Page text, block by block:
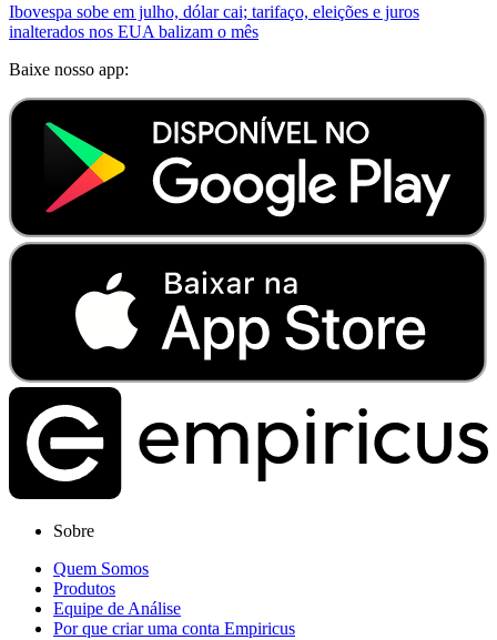
Ibovespa sobe em julho, dólar cai; tarifaço, eleições e juros
inalterados nos EUA balizam o mês
Baixe nosso app:
Sobre
Quem Somos
Produtos
Equipe de Análise
Por que criar uma conta Empiricus